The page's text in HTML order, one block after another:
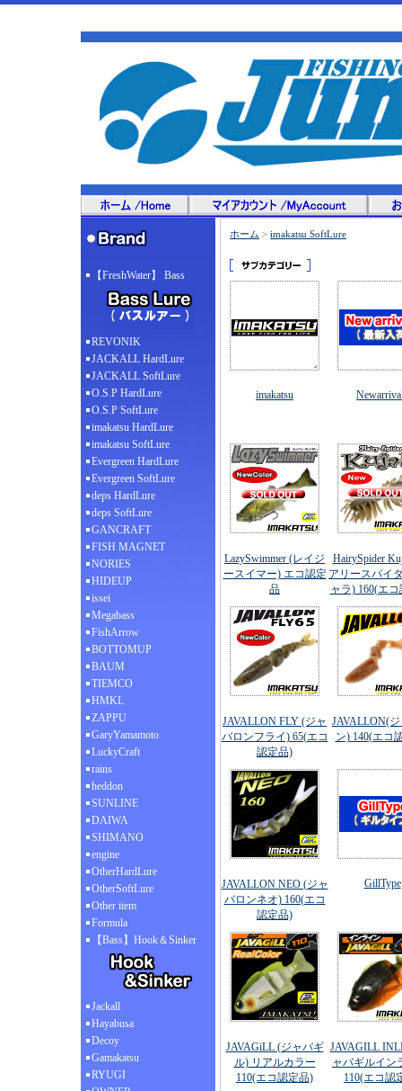
【FreshWater】 Bass
REVONIK
JACKALL HardLure
JACKALL SoftLure
O.S.P HardLure
O.S.P SoftLure
imakatsu HardLure
imakatsu SoftLure
Evergreen HardLure
Evergreen SoftLure
deps HardLure
deps SoftLure
GANCRAFT
FISH MAGNET
NORIES
HIDEUP
issei
Megabass
FishArrow
BOTTOMUP
BAUM
TIEMCO
HMKL
ZAPPU
GaryYamamoto
LuckyCraft
rains
heddon
SUNLINE
DAIWA
SHIMANO
engine
OtherHardLure
OtherSoftLure
Other item
Formula
【Bass】Hook＆Sinker
Jackall
Hayabusa
Decoy
Gamakatsu
RYUGI
ホーム > imakatsu SoftLure
imakatsu
LazySwimmer (レイジ
ースイマー) エコ認定
品
HairySpider
アリースパイ
ャラ) 160(エ
JAVALLON FLY (ジャ
バロンフライ) 65(エコ
認定品)
JAVALLON(
ン) 140(エコ
JAVALLON NEO (ジャ
バロンネオ) 160(エコ
認定品)
GillType
JAVAGiLL (ジャバギ
ル) リアルカラー
110(エコ認定品)
JAVAGILL
ャバギルイン
110(エコ認